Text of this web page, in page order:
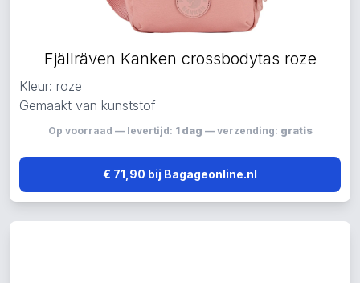
Fjällräven Kanken crossbodytas roze
Kleur: roze
Gemaakt van kunststof
Op voorraad — levertijd: 1 dag — verzending: gratis
€ 71,90 bij Bagageonline.nl